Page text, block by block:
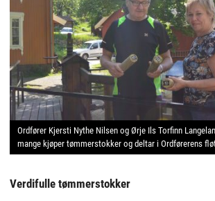
Ordfører Kjersti Nythe Nilsen og Ørje Ils Torfinn
mange kjøper tømmerstokker og deltar i Ordførerens
Verdifulle tømmerstokker